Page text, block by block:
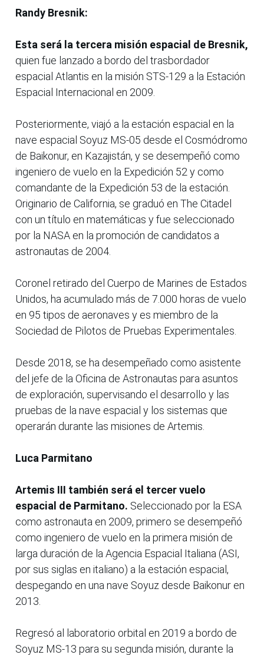
Randy Bresnik:
Esta será la tercera misión espacial de Bresnik,
quien fue lanzado a bordo del trasbordador
espacial Atlantis en la misión STS-129 a la Estación
Espacial Internacional en 2009.
Posteriormente, viajó a la estación espacial en la
nave espacial Soyuz MS-05 desde el Cosmódromo
de Baikonur, en Kazajistán, y se desempeñó como
ingeniero de vuelo en la Expedición 52 y como
comandante de la Expedición 53 de la estación.
Originario de California, se graduó en The Citadel
con un título en matemáticas y fue seleccionado
por la NASA en la promoción de candidatos a
astronautas de 2004.
Coronel retirado del Cuerpo de Marines de Estados
Unidos, ha acumulado más de 7.000 horas de vuelo
en 95 tipos de aeronaves y es miembro de la
Sociedad de Pilotos de Pruebas Experimentales.
Desde 2018, se ha desempeñado como asistente
del jefe de la Oficina de Astronautas para asuntos
de exploración, supervisando el desarrollo y las
pruebas de la nave espacial y los sistemas que
operarán durante las misiones de Artemis.
Luca Parmitano
Artemis III también será el tercer vuelo
espacial de Parmitano. Seleccionado por la ESA
como astronauta en 2009, primero se desempeñó
como ingeniero de vuelo en la primera misión de
larga duración de la Agencia Espacial Italiana (ASI,
por sus siglas en italiano) a la estación espacial,
despegando en una nave Soyuz desde Baikonur en
2013.
Regresó al laboratorio orbital en 2019 a bordo de
Soyuz MS-13 para su segunda misión, durante la